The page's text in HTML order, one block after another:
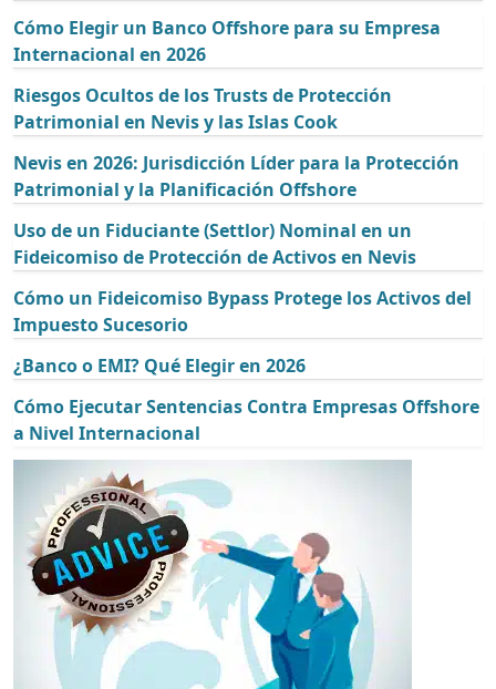
Cómo Elegir un Banco Offshore para su Empresa
Internacional en 2026
Riesgos Ocultos de los Trusts de Protección
Patrimonial en Nevis y las Islas Cook
Nevis en 2026: Jurisdicción Líder para la Protección
Patrimonial y la Planificación Offshore
Uso de un Fiduciante (Settlor) Nominal en un
Fideicomiso de Protección de Activos en Nevis
Cómo un Fideicomiso Bypass Protege los Activos del
Impuesto Sucesorio
¿Banco o EMI? Qué Elegir en 2026
Cómo Ejecutar Sentencias Contra Empresas Offshore
a Nivel Internacional